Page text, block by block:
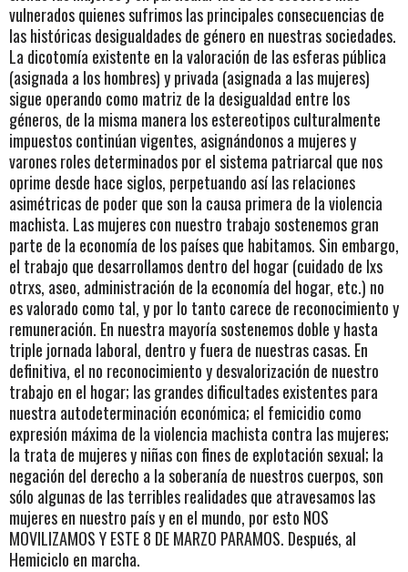
vulnerados quienes sufrimos las principales consecuencias de
las históricas desigualdades de género en nuestras sociedades.
La dicotomía existente en la valoración de las esferas pública
(asignada a los hombres) y privada (asignada a las mujeres)
sigue operando como matriz de la desigualdad entre los
géneros, de la misma manera los estereotipos culturalmente
impuestos continúan vigentes, asignándonos a mujeres y
varones roles determinados por el sistema patriarcal que nos
oprime desde hace siglos, perpetuando así las relaciones
asimétricas de poder que son la causa primera de la violencia
machista. Las mujeres con nuestro trabajo sostenemos gran
parte de la economía de los países que habitamos. Sin embargo,
el trabajo que desarrollamos dentro del hogar (cuidado de lxs
otrxs, aseo, administración de la economía del hogar, etc.) no
es valorado como tal, y por lo tanto carece de reconocimiento y
remuneración. En nuestra mayoría sostenemos doble y hasta
triple jornada laboral, dentro y fuera de nuestras casas. En
definitiva, el no reconocimiento y desvalorización de nuestro
trabajo en el hogar; las grandes dificultades existentes para
nuestra autodeterminación económica; el femicidio como
expresión máxima de la violencia machista contra las mujeres;
la trata de mujeres y niñas con fines de explotación sexual; la
negación del derecho a la soberanía de nuestros cuerpos, son
sólo algunas de las terribles realidades que atravesamos las
mujeres en nuestro país y en el mundo, por esto NOS
MOVILIZAMOS Y ESTE 8 DE MARZO PARAMOS. Después, al
Hemiciclo en marcha.